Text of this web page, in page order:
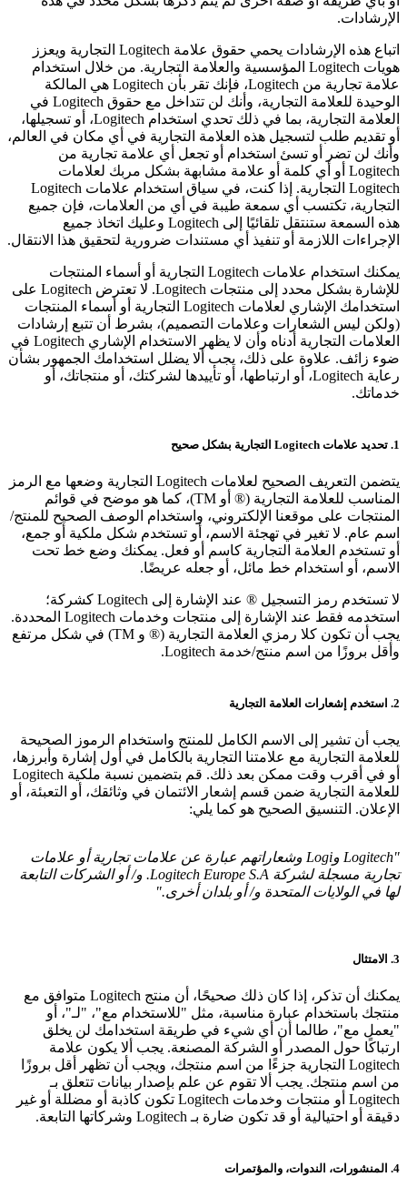
الإرشادات.
اتباع هذه الإرشادات يحمي حقوق علامة Logitech التجارية ويعزز
هويات Logitech المؤسسية والعلامة التجارية. من خلال استخدام
علامة تجارية من Logitech، فإنك تقر بأن Logitech هي المالكة
الوحيدة للعلامة التجارية، وأنك لن تتداخل مع حقوق Logitech في
العلامة التجارية، بما في ذلك تحدي استخدام Logitech، أو تسجيلها،
أو تقديم طلب لتسجيل هذه العلامة التجارية في أي مكان في العالم،
وأنك لن تضر أو تسئ استخدام أو تجعل أي علامة تجارية من
Logitech أو أي كلمة أو علامة مشابهة بشكل مربك لعلامات
Logitech التجارية. إذا كنت، في سياق استخدام علامات Logitech
التجارية، تكتسب أي سمعة طيبة في أي من العلامات، فإن جميع
هذه السمعة ستنتقل تلقائيًا إلى Logitech وعليك اتخاذ جميع
الإجراءات اللازمة أو تنفيذ أي مستندات ضرورية لتحقيق هذا الانتقال.
يمكنك استخدام علامات Logitech التجارية أو أسماء المنتجات
للإشارة بشكل محدد إلى منتجات Logitech. لا تعترض Logitech على
استخدامك الإشاري لعلامات Logitech التجارية أو أسماء المنتجات
(ولكن ليس الشعارات وعلامات التصميم)، بشرط أن تتبع إرشادات
العلامات التجارية أدناه وأن لا يظهر الاستخدام الإشاري Logitech في
ضوء زائف. علاوة على ذلك، يجب ألا يضلل استخدامك الجمهور بشأن
رعاية Logitech، أو ارتباطها، أو تأييدها لشركتك، أو منتجاتك، أو
خدماتك.
1. تحديد علامات Logitech التجارية بشكل صحيح
يتضمن التعريف الصحيح لعلامات Logitech التجارية وضعها مع الرمز
المناسب للعلامة التجارية (® أو TM)، كما هو موضح في قوائم
المنتجات على موقعنا الإلكتروني، واستخدام الوصف الصحيح للمنتج/
اسم عام. لا تغير في تهجئة الاسم، أو تستخدم شكل ملكية أو جمع،
أو تستخدم العلامة التجارية كاسم أو فعل. يمكنك وضع خط تحت
الاسم، أو استخدام خط مائل، أو جعله عريضًا.
لا تستخدم رمز التسجيل ® عند الإشارة إلى Logitech كشركة؛
استخدمه فقط عند الإشارة إلى منتجات وخدمات Logitech المحددة.
يجب أن تكون كلا رمزي العلامة التجارية (® و TM) في شكل مرتفع
وأقل بروزًا من اسم منتج/خدمة Logitech.
2. استخدم إشعارات العلامة التجارية
يجب أن تشير إلى الاسم الكامل للمنتج واستخدام الرموز الصحيحة
للعلامة التجارية مع علامتنا التجارية بالكامل في أول إشارة وأبرزها،
أو في أقرب وقت ممكن بعد ذلك. قم بتضمين نسبة ملكية Logitech
للعلامة التجارية ضمن قسم إشعار الائتمان في وثائقك، أو التعبئة، أو
الإعلان. التنسيق الصحيح هو كما يلي:
"Logitech وLogi وشعاراتهم عبارة عن علامات تجارية أو علامات
تجارية مسجلة لشركة Logitech Europe S.A. و/ أو الشركات التابعة
لها في الولايات المتحدة و/ أو بلدان أخرى."
3. الامتثال
يمكنك أن تذكر، إذا كان ذلك صحيحًا، أن منتج Logitech متوافق مع
منتجك باستخدام عبارة مناسبة، مثل "للاستخدام مع"، "لـ"، أو
"يعمل مع"، طالما أن أي شيء في طريقة استخدامك لن يخلق
ارتباكًا حول المصدر أو الشركة المصنعة. يجب ألا يكون علامة
Logitech التجارية جزءًا من اسم منتجك، ويجب أن تظهر أقل بروزًا
من اسم منتجك. يجب ألا تقوم عن علم بإصدار بيانات تتعلق بـ
Logitech أو منتجات وخدمات Logitech تكون كاذبة أو مضللة أو غير
دقيقة أو احتيالية أو قد تكون ضارة بـ Logitech وشركاتها التابعة.
4. المنشورات، الندوات، والمؤتمرات